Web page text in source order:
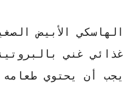
الهاسكي الأبيض
غذائي غني
يجب أن يحتوي